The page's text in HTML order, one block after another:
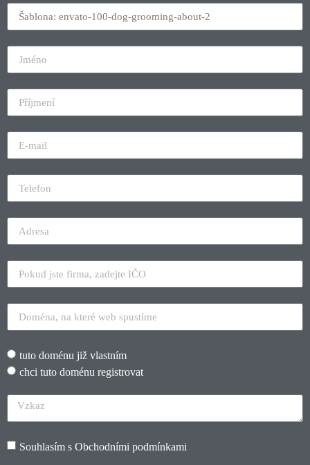
tuto doménu již vlastním
chci tuto doménu registrovat
Souhlasím s Obchodními podmínkami